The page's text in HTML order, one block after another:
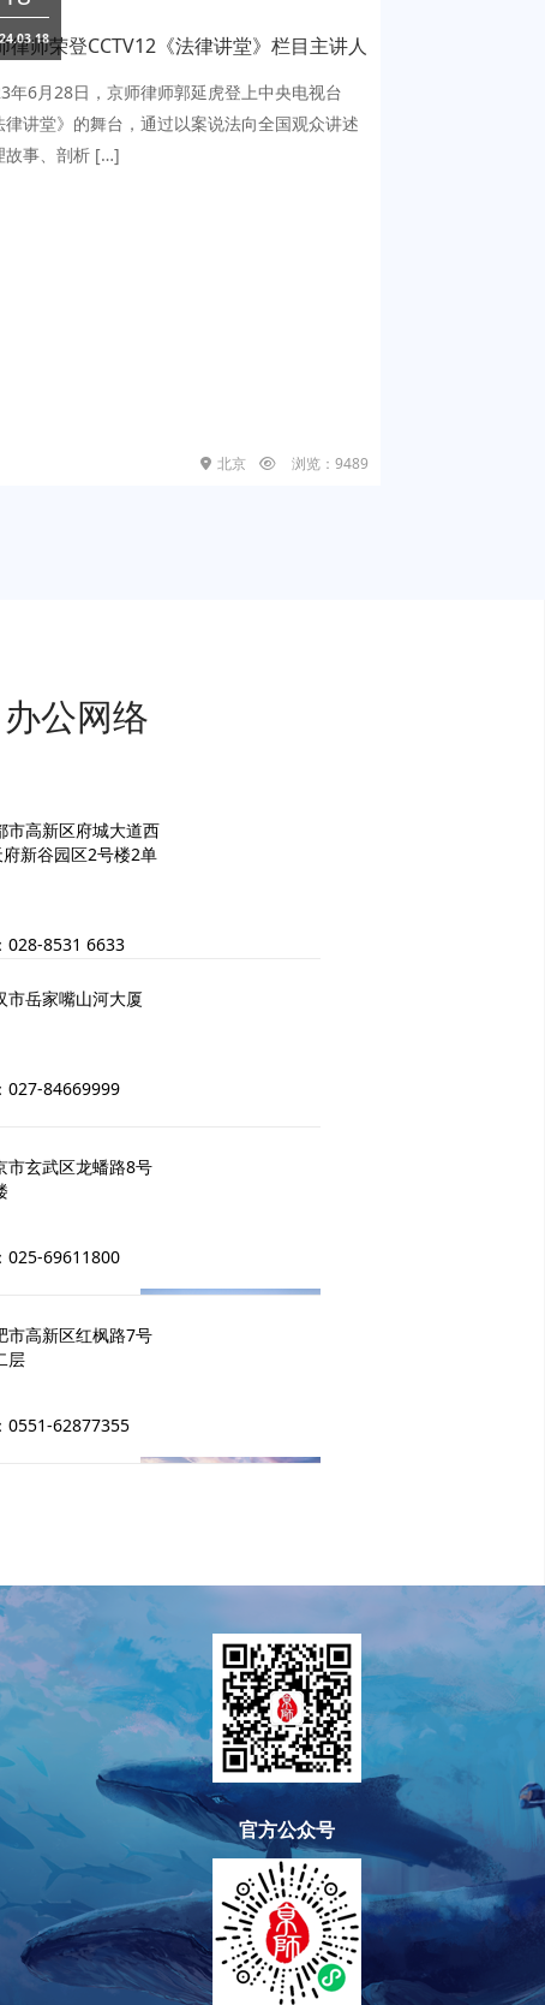
律师荣登CCTV12《法律讲堂》栏目主讲人
年6月28日，京师律师郭延虎登上中央电视台
律讲堂》的舞台，通过以案说法向全国观众讲述
故事、剖析 […]
北京 浏览：9489
办公网络
400-811-9058
市福田区华富街道彩
市高新区府城大道西
新谷园区2号楼2单
028-8531 6633
市岳家嘴山河大厦
027-84669999
市玄武区龙蟠路8号
025-69611800
市高新区红枫路7号
层
0551-62877355
官方公众号